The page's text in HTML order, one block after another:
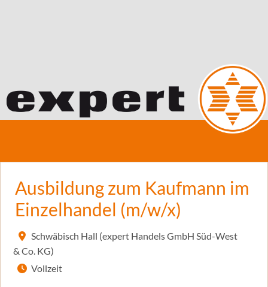
Ausbildung zum Kaufmann im
Einzelhandel (m/w/x)
Schwäbisch Hall (expert Handels GmbH Süd-West
& Co. KG)
Vollzeit